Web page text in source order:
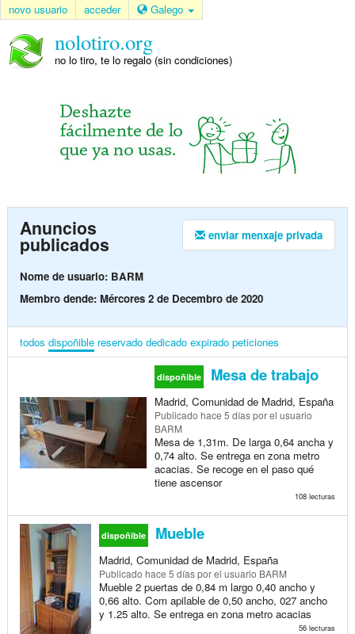
novo usuario acceder Galego
nolotiro.org
no lo tiro, te lo regalo (sin condiciones)
enviar menxaje privada
Anuncios
publicados
Nome de usuario: BARM
Membro dende: Mércores 2 de Decembro de 2020
todos dispoñible reservado dedicado expirado peticiones
dispoñible Mesa de trabajo
Madrid, Comunidad de Madrid, España
Publicado hace 5 díaspor el usuario
BARM
Mesa de 1,31m. De larga 0,64 ancha y
0,74 alto. Se entrega en zona metro
acacias. Se recoge en el paso qué
tiene ascensor
108 lecturas
dispoñible Mueble
Madrid, Comunidad de Madrid, España
Publicado hace 5 díaspor el usuario BARM
Mueble 2 puertas de 0,84 m largo 0,40 ancho y
0,66 alto. Com apilable de 0,50 ancho, 027 ancho
y 1.25 alto. Se entrega en zona metro acacias
56 lecturas